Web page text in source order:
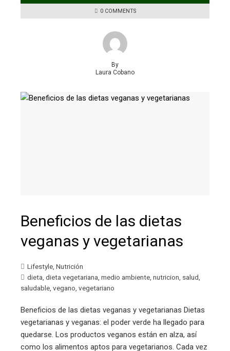
0 COMMENTS
By
Laura Cobano
Beneficios de las dietas
veganas y vegetarianas
Lifestyle, Nutrición
dieta, dieta vegetariana, medio ambiente, nutricion, salud,
saludable, vegano, vegetariano
Beneficios de las dietas veganas y vegetarianas Dietas
vegetarianas y veganas: el poder verde ha llegado para
quedarse. Los productos veganos están en alza, así
como los alimentos aptos para vegetarianos. Cada vez